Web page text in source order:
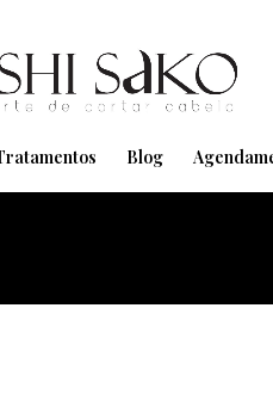
Blog
seu Visual??
Whatsapp